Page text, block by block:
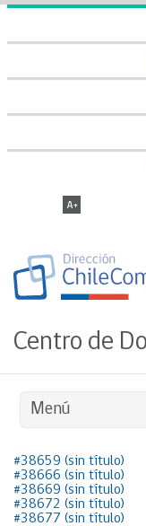
Centro de
Menú
#38659 (sin título)
#38666 (sin título)
#38669 (sin título)
#38672 (sin título)
#38677 (sin título)